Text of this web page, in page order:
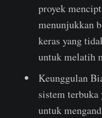
proyek
menunjukkan
keras yang
untuk melatih
Keunggulan
sistem
untuk